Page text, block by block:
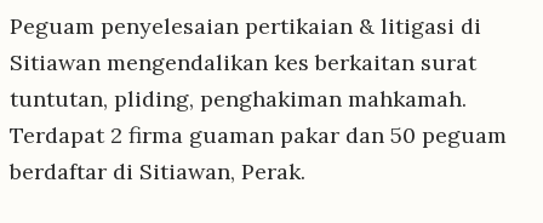
Peguam penyelesaian pertikaian & litigasi di
Sitiawan mengendalikan kes berkaitan surat
tuntutan, pliding, penghakiman mahkamah.
Terdapat 2 firma guaman pakar dan 50 peguam
berdaftar di Sitiawan, Perak.